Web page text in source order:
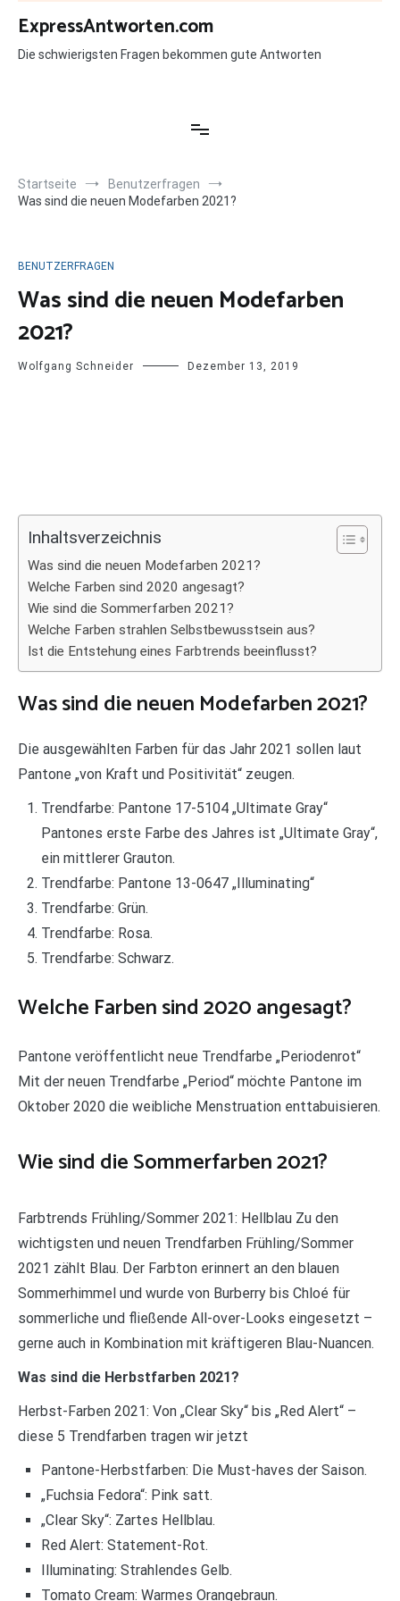
Zum
Inhalt
springen
ExpressAntworten.com
Die schwierigsten Fragen bekommen gute Antworten
Startseite
Benutzerfragen
Was sind die neuen Modefarben 2021?
BENUTZERFRAGEN
Was sind die neuen Modefarben
2021?
Wolfgang Schneider Dezember 13, 2019
Inhaltsverzeichnis
Was sind die neuen Modefarben 2021?
Welche Farben sind 2020 angesagt?
Wie sind die Sommerfarben 2021?
Welche Farben strahlen Selbstbewusstsein aus?
Ist die Entstehung eines Farbtrends beeinflusst?
Was sind die neuen Modefarben 2021?
Die ausgewählten Farben für das Jahr 2021 sollen laut
Pantone „von Kraft und Positivität“ zeugen.
Trendfarbe: Pantone 17-5104 „Ultimate Gray“
Pantones erste Farbe des Jahres ist „Ultimate Gray“,
ein mittlerer Grauton.
Trendfarbe: Pantone 13-0647 „Illuminating“
Trendfarbe: Grün.
Trendfarbe: Rosa.
Trendfarbe: Schwarz.
Welche Farben sind 2020 angesagt?
Pantone veröffentlicht neue Trendfarbe „Periodenrot“
Mit der neuen Trendfarbe „Period“ möchte Pantone im
Oktober 2020 die weibliche Menstruation enttabuisieren.
Wie sind die Sommerfarben 2021?
Farbtrends Frühling/Sommer 2021: Hellblau Zu den
wichtigsten und neuen Trendfarben Frühling/Sommer
2021 zählt Blau. Der Farbton erinnert an den blauen
Sommerhimmel und wurde von Burberry bis Chloé für
sommerliche und fließende All-over-Looks eingesetzt –
gerne auch in Kombination mit kräftigeren Blau-Nuancen.
Was sind die Herbstfarben 2021?
Herbst-Farben 2021: Von „Clear Sky“ bis „Red Alert“ –
diese 5 Trendfarben tragen wir jetzt
Pantone-Herbstfarben: Die Must-haves der Saison.
„Fuchsia Fedora“: Pink satt.
„Clear Sky“: Zartes Hellblau.
Red Alert: Statement-Rot.
Illuminating: Strahlendes Gelb.
Tomato Cream: Warmes Orangebraun.